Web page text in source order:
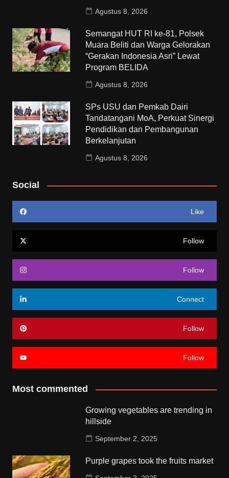
Agustus 8, 2026
Semangat HUT RI ke-81, Polsek
Muara Beliti dan Warga Gelorakan
“Gerakan Indonesia Asri” Lewat
Program BELIDA
Agustus 8, 2026
SPs USU dan Pemkab Dairi
Tandatangani MoA, Perkuat Sinergi
Pendidikan dan Pembangunan
Berkelanjutan
Agustus 8, 2026
Social
Like
Follow
Follow
Connect
Follow
Follow
Most commented
Growing vegetables are trending in
hillside
September 2, 2025
Purple grapes took the fruits market